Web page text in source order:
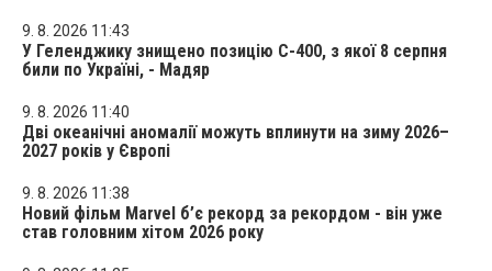
9. 8. 2026 11:43
У Геленджику знищено позицію С-400, з якої 8 серпня
били по Україні, - Мадяр
9. 8. 2026 11:40
Дві океанічні аномалії можуть вплинути на зиму 2026–
2027 років у Європі
9. 8. 2026 11:38
Новий фільм Marvel б’є рекорд за рекордом - він уже
став головним хітом 2026 року